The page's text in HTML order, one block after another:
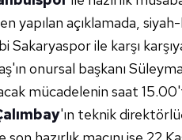
yapılan açıklamada,
Sakaryaspor ile karşı
onursal başkanı
mücadelenin saat
'ın teknik